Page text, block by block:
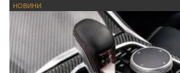
НОВИНИ